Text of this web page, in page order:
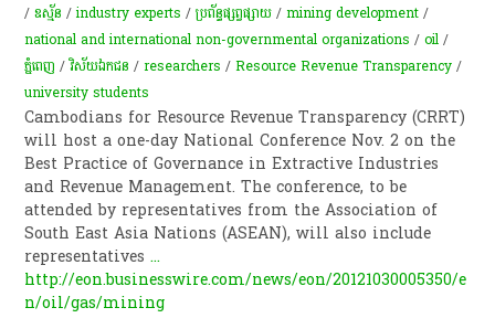
/ឧស្ម័ន /industry experts /ប្រព័ន្ធ​ផ្សព្វ​ផ្សាយ​ /mining development /
national and international non-governmental organizations /oil /
ភ្នំពេញ /វិស័យ​ឯកជន​ /researchers /Resource Revenue Transparency /
university students
Cambodians for Resource Revenue Transparency (CRRT)
will host a one-day National Conference Nov. 2 on the
Best Practice of Governance in Extractive Industries
and Revenue Management. The conference, to be
attended by representatives from the Association of
South East Asia Nations (ASEAN), will also include
representatives...
http://eon.businesswire.com/news/eon/20121030005350/e
n/oil/gas/mining